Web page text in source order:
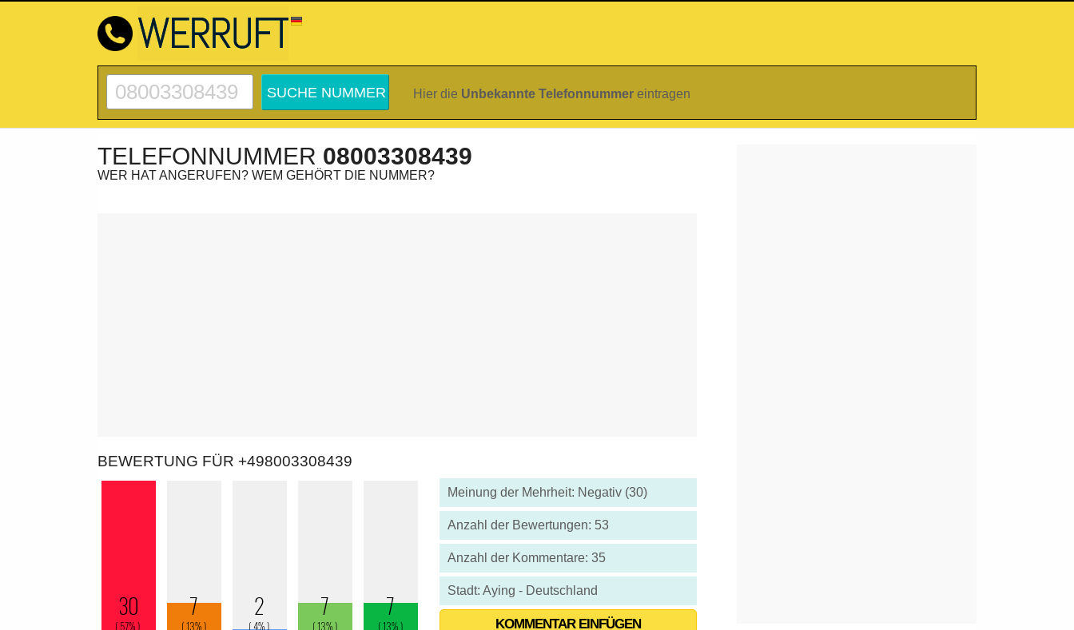
Hier die Unbekannte Telefonnummer eintragen
TELEFONNUMMER 08003308439
WER HAT ANGERUFEN? WEM GEHÖRT DIE NUMMER?
BEWERTUNG FÜR +498003308439
Meinung der Mehrheit: Negativ (30)
Anzahl der Bewertungen: 53
Anzahl der Kommentare: 35
Stadt: Aying - Deutschland
KOMMENTAR EINFÜGEN